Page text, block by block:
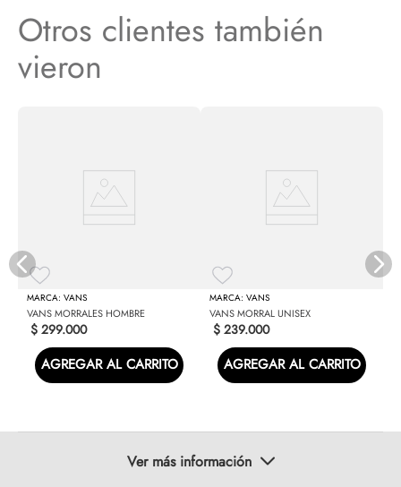
Otros clientes también
vieron
VANS
VANS MORRALES HOMBRE
$ 299.000
AGREGAR AL CARRITO
VANS
VANS MORRAL UNISEX
$ 239.000
AGREGAR AL CARRITO